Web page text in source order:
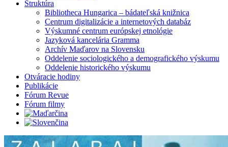
Štruktúra
Bibliotheca Hungarica – bádateľská knižnica
Centrum digitalizácie a internetových databáz
Výskumné centrum európskej etnológie
Jazyková kancelária Gramma
Archív Maďarov na Slovensku
Oddelenie sociologického a demografického výskumu
Oddelenie historického výskumu
Otváracie hodiny
Publikácie
Fórum Revue
Fórum filmy